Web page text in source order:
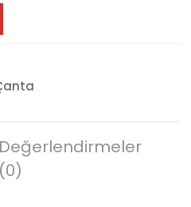
Değerlendirmeler
(0)